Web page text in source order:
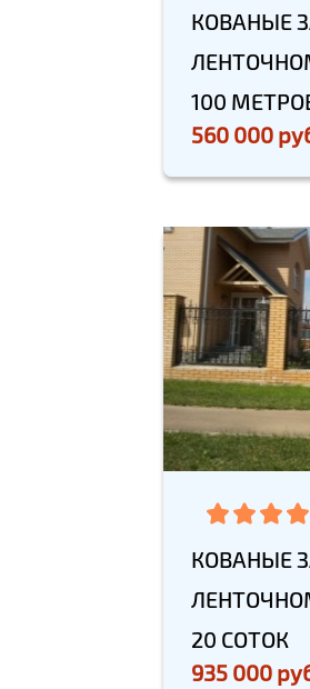
КОВАНЫЕ
100
560 000
КОВАНЫЕ
20 СОТОК
935 000